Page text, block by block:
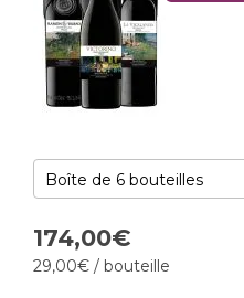
174,00€
29,00€ / bouteille